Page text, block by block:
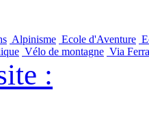
Alpinisme Ecole d'Aventure
Vélo de montagne Via
: